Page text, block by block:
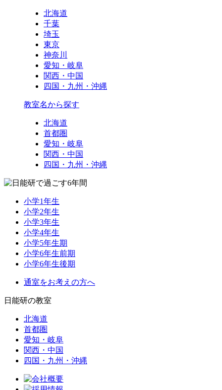
北海道
千葉
埼玉
東京
神奈川
愛知・岐阜
関西・中国
四国・九州・沖縄
教室名から探す
北海道
首都圏
愛知・岐阜
関西・中国
四国・九州・沖縄
小学1年生
小学2年生
小学3年生
小学4年生
小学5年生期
小学6年生前期
小学6年生後期
通室をお考えの方へ
日能研の教室
北海道
首都圏
愛知・岐阜
関西・中国
四国・九州・沖縄